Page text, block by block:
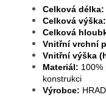
Celková délka:
Celková výška:
Celková
Vnitřní vrchní
Vnitřní výška
Materiál:
konstrukci
Výrobce: